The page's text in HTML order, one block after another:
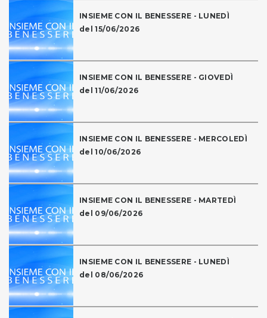
INSIEME CON IL BENESSERE - LUNEDÌ
del 15/06/2026
INSIEME CON IL BENESSERE - GIOVEDÌ
del 11/06/2026
INSIEME CON IL BENESSERE - MERCOLEDÌ
del 10/06/2026
INSIEME CON IL BENESSERE - MARTEDÌ
del 09/06/2026
INSIEME CON IL BENESSERE - LUNEDÌ
del 08/06/2026